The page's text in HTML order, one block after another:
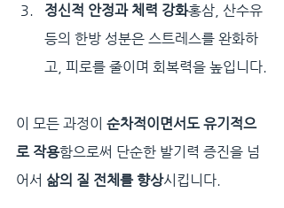
정신적 안정과 체력 강화홍삼, 산수유
등의 한방 성분은 스트레스를 완화하
고, 피로를 줄이며 회복력을 높입니다.
이 모든 과정이 순차적이면서도 유기적으
로 작용함으로써 단순한 발기력 증진을 넘
어서 삶의 질 전체를 향상시킵니다.